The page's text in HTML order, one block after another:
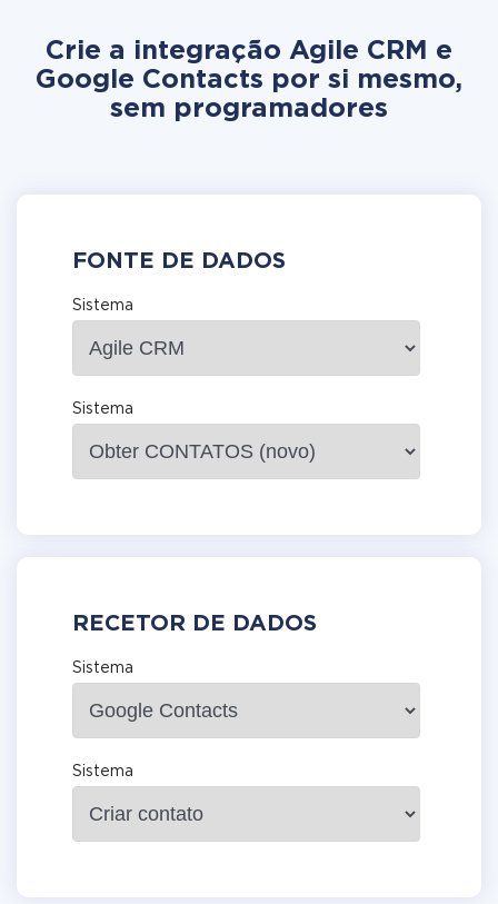
Crie a integração Agile CRM e
Google Contacts por si mesmo,
sem programadores
FONTE DE DADOS
Sistema
Sistema
RECETOR DE DADOS
Sistema
Sistema